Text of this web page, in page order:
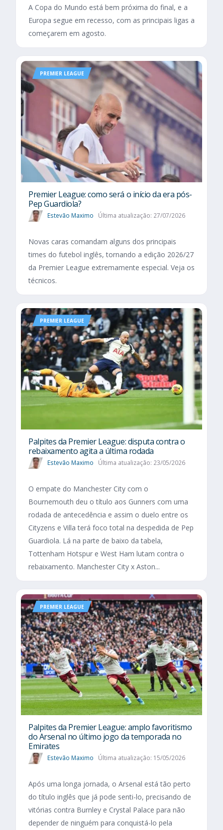
A Copa do Mundo está bem próxima do final, e a
Europa segue em recesso, com as principais ligas a
começarem em agosto.
PREMIER LEAGUE
Premier League: como será o início da era pós-
Pep Guardiola?
Estevão Maximo Última atualização: 27/07/2026
Novas caras comandam alguns dos principais
times do futebol inglês, tornando a edição 2026/27
da Premier League extremamente especial. Veja os
técnicos.
PREMIER LEAGUE
Palpites da Premier League: disputa contra o
rebaixamento agita a última rodada
Estevão Maximo Última atualização: 23/05/2026
O empate do Manchester City com o
Bournemouth deu o título aos Gunners com uma
rodada de antecedência e assim o duelo entre os
Cityzens e Villa terá foco total na despedida de Pep
Guardiola. Lá na parte de baixo da tabela,
Tottenham Hotspur e West Ham lutam contra o
rebaixamento. Manchester City x Aston...
PREMIER LEAGUE
Palpites da Premier League: amplo favoritismo
do Arsenal no último jogo da temporada no
Emirates
Estevão Maximo Última atualização: 15/05/2026
Após uma longa jornada, o Arsenal está tão perto
do título inglês que já pode senti-lo, precisando de
vitórias contra Burnley e Crystal Palace para não
depender de ninguém para conquistá-lo pela